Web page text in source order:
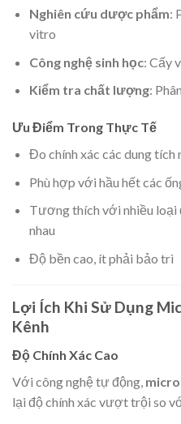
Nghiên cứu dược phẩm:
vitro
Công nghệ sinh học: Cấy
Kiểm tra chất lượng:
Ưu Điểm Trong Thực Tế
Đo chính xác các dung tích
Phù hợp với hầu hết các
Tương thích với nhiều
nhau
Độ bền cao, ít phải bảo trì
Lợi Ích Khi Sử Dụng
Kênh
Độ Chính Xác Cao
Với công nghệ tự động,
lại độ chính xác vượt trội so